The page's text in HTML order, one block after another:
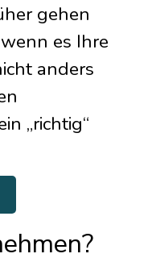
gehen
es Ihre
anders
„richtig“